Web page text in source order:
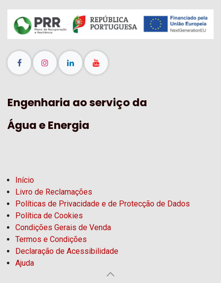
Engenharia ao serviço da
Água e Energia
Início
Livro de Reclamações
Políticas de Privacidade e de Protecção de Dados
Política de Cookies
Condições Gerais de Venda
Termos e Condições
Declaração de Acessibilidade
Ajuda